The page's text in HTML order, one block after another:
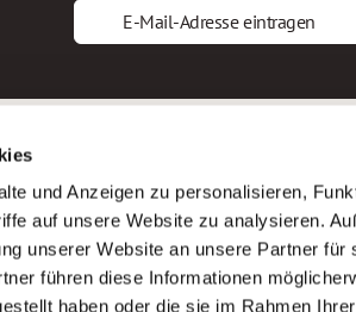
und Anzeigen zu personalisieren,
auf unsere Website zu analysieren.
unserer Website an unsere Partner für
führen diese Informationen
haben oder die sie im Rahmen
E-Mail-Adresse eintragen
AWO
Stellenangebote
Sitemap
Impressum
Datenschutz